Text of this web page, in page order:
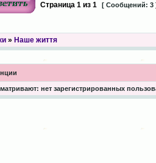
Страница 1из 1 [ Сообщений: 3
» Наше життя
нет зарегистрированных